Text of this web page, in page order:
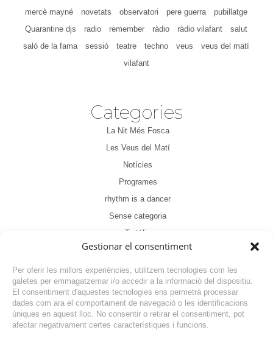
Gestionar el consentiment
Per oferir les millors experiències, utilitzem tecnologies com les
galetes per emmagatzemar i/o accedir a la informació del dispositiu.
El consentiment d'aquestes tecnologies ens permetrà processar
dades com ara el comportament de navegació o les identificacions
úniques en aquest lloc. No consentir o retirar el consentiment, pot
afectar negativament certes característiques i funcions.
mercè mayné
novetats observatori pere guerra
pubillatge
Quarantine djs
radio remember ràdio ràdio vilafant
salut
saló de la fama
sessió teatre techno veus
veus del matí
vilafant
Categories
La Nit Més Fosca
Les Veus del Matí
Notícies
Programes
rhythm is a dancer
Sense categoria
Tertúlia
NOTÍCIA ANTERIOR
NOTÍCIA SEGÜENT